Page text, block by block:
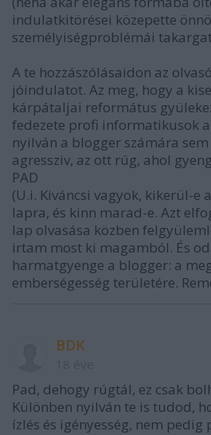
indulatkitörései közepette
személyiségproblémái
A te hozzászólásaidon az
jóindulatot. Az meg, hogy a
kárpátaljai református
fedezete profi informatikusok
nyilván a blogger számára
agressziv, az ott rúg, ahol
PAD
(U.i. Kiváncsi vagyok, kikerül-e
lapra, és kinn marad-e. Azt
lap olvasása közben
irtam most ki magamból. És
harmatgyenge a blogger: a
emberségesség területére.
BDK
Pad, dehogy rúgtál, ez csak
Különben nyilván te is tudod,
ízlés és igényesség, nem pedig